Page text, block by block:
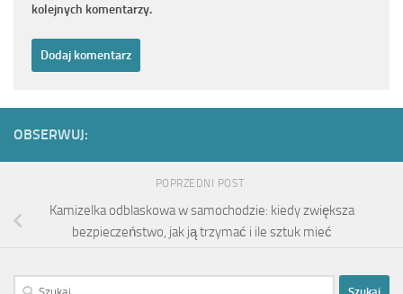
kolejnych komentarzy.
OBSERWUJ:
POPRZEDNI POST
Kamizelka odblaskowa w samochodzie: kiedy zwiększa
bezpieczeństwo, jak ją trzymać i ile sztuk mieć
Szukaj: